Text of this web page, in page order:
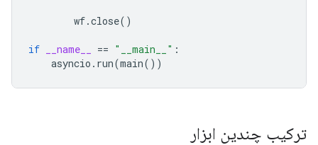
wf.close()
if __name__ == "__main__" :
asyncio . run(main())
ترکیب چندین ابزار